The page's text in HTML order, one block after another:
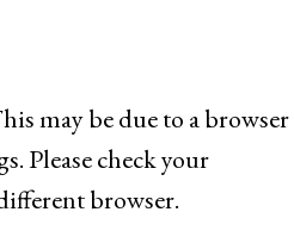
may be due to a browser
Please check your
browser.